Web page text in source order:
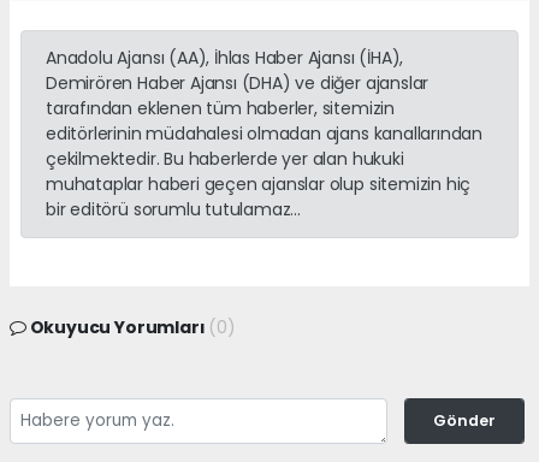
Anadolu Ajansı (AA), İhlas Haber Ajansı (İHA),
Demirören Haber Ajansı (DHA) ve diğer ajanslar
tarafından eklenen tüm haberler, sitemizin
editörlerinin müdahalesi olmadan ajans kanallarından
çekilmektedir. Bu haberlerde yer alan hukuki
muhataplar haberi geçen ajanslar olup sitemizin hiç
bir editörü sorumlu tutulamaz...
Okuyucu Yorumları (0)
Gönder